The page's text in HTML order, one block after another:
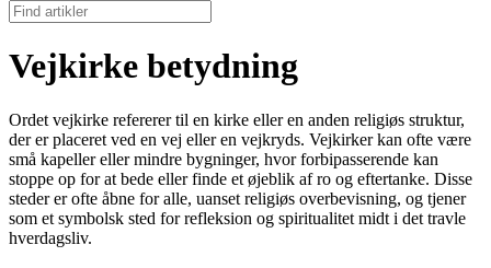
Vejkirke betydning
Ordet vejkirke refererer til en kirke eller en anden religiøs struktur,
der er placeret ved en vej eller en vejkryds. Vejkirker kan ofte være
små kapeller eller mindre bygninger, hvor forbipasserende kan
stoppe op for at bede eller finde et øjeblik af ro og eftertanke. Disse
steder er ofte åbne for alle, uanset religiøs overbevisning, og tjener
som et symbolsk sted for refleksion og spiritualitet midt i det travle
hverdagsliv.